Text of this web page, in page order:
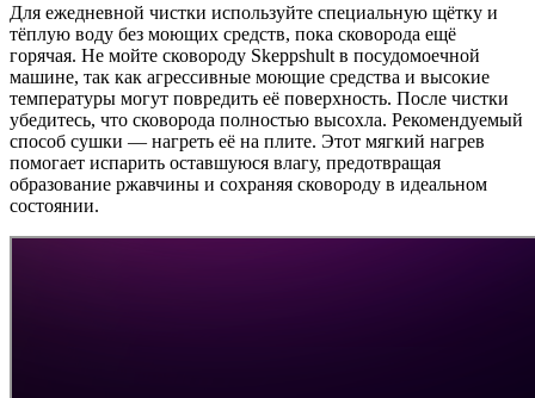
Для ежедневной чистки используйте специальную щётку и
тёплую воду без моющих средств, пока сковорода ещё
горячая. Не мойте сковороду Skeppshult в посудомоечной
машине, так как агрессивные моющие средства и высокие
температуры могут повредить её поверхность. После чистки
убедитесь, что сковорода полностью высохла. Рекомендуемый
способ сушки — нагреть её на плите. Этот мягкий нагрев
помогает испарить оставшуюся влагу, предотвращая
образование ржавчины и сохраняя сковороду в идеальном
состоянии.